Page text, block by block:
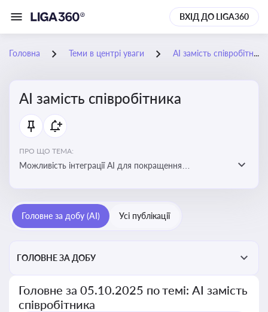
ВХІД ДО LIGA360
Головна Теми в центрі уваги АІ замість співробітника
АІ замість співробітника
ПРО ЩО ТЕМА:
Можливість інтеграції АІ для покращення
Головне за добу (AI) Усі публікації
ГОЛОВНЕ ЗА ДОБУ
Головне за 05.10.2025 по темі: АІ замість
співробітника